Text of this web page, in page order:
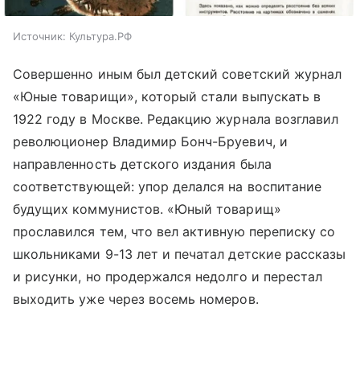
Источник: Культура.РФ
Совершенно иным был детский советский журнал
«Юные товарищи», который стали выпускать в
1922 году в Москве. Редакцию журнала возглавил
революционер Владимир Бонч-Бруевич, и
направленность детского издания была
соответствующей: упор делался на воспитание
будущих коммунистов. «Юный товарищ»
прославился тем, что вел активную переписку со
школьниками 9-13 лет и печатал детские рассказы
и рисунки, но продержался недолго и перестал
выходить уже через восемь номеров.